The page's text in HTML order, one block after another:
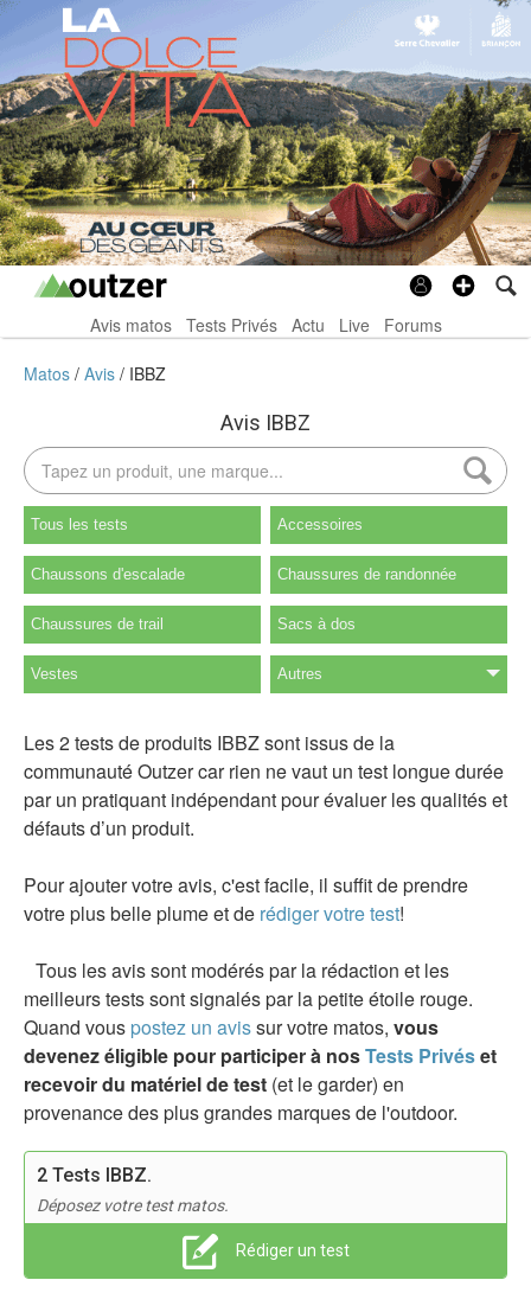
Avis matos Tests Privés Actu Live Forums
Matos Avis IBBZ
Avis IBBZ
Tous les tests Accessoires
Chaussons d'escalade Chaussures de randonnée
Chaussures de trail Sacs à dos
Vestes Autres
Les 2 tests de produits IBBZ sont issus de la
communauté Outzer car rien ne vaut un test longue durée
par un pratiquant indépendant pour évaluer les qualités et
défauts d’un produit.
Pour ajouter votre avis, c'est facile, il suffit de prendre
votre plus belle plume et de rédiger votre test!
Tous les avis sont modérés par la rédaction et les
meilleurs tests sont signalés par la petite étoile rouge.
Quand vous postez un avissur votre matos, vous
devenez éligible pour participer à nosTests Privéset
recevoir du matériel de test (et le garder) en
provenance des plus grandes marques de l'outdoor.
2 Tests IBBZ.
Déposez votre test matos.
Rédiger un test